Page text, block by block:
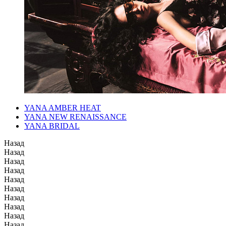
YANA AMBER HEAT
YANA NEW RENAISSANCE
YANA BRIDAL
Назад
Назад
Назад
Назад
Назад
Назад
Назад
Назад
Назад